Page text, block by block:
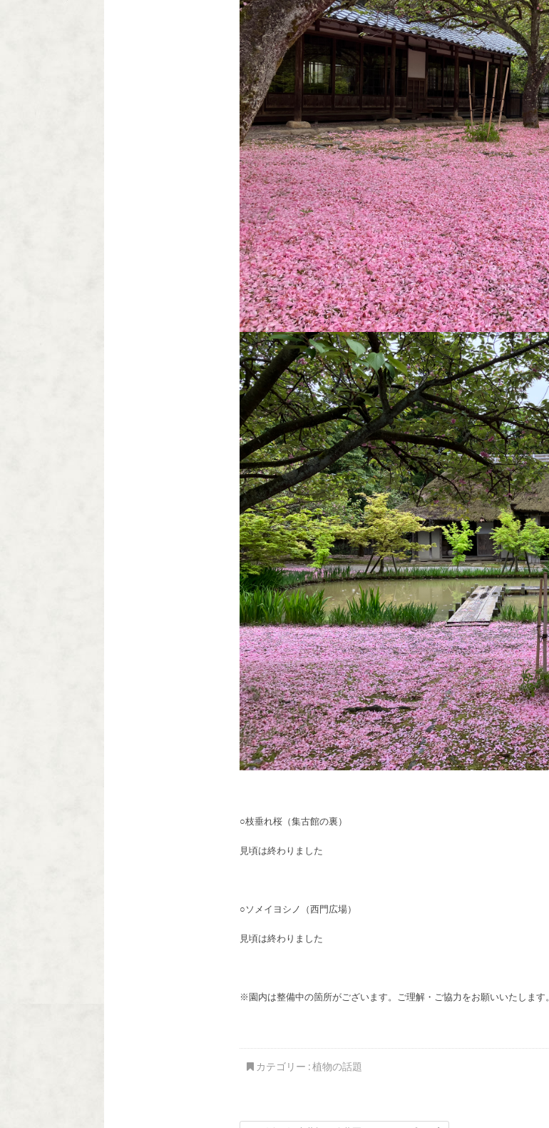
○枝垂れ桜（集古館の裏）
見頃は終わりました
○ソメイヨシノ（西門広場）
見頃は終わりました
※園内は整備中の箇所がございます。ご理解・ご協力をお願いいたします。
カテゴリー :植物の話題